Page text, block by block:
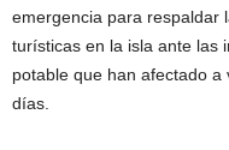
emergencia para respaldar
turísticas en la isla ante las
potable que han afectado
días.